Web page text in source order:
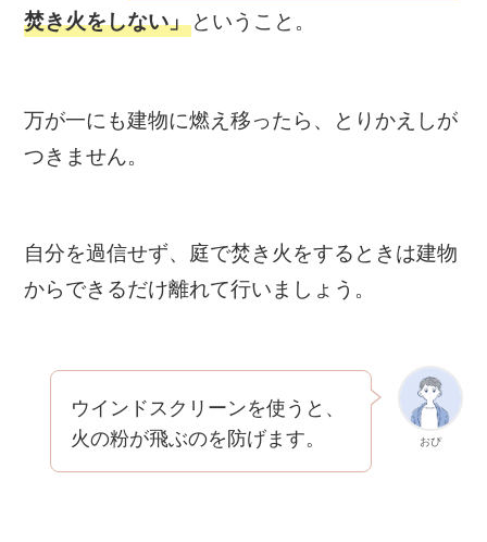
焚き火をしない」ということ。
万が一にも建物に燃え移ったら、とりかえしが
つきません。
自分を過信せず、庭で焚き火をするときは建物
からできるだけ離れて行いましょう。
おぴ
ウインドスクリーンを使うと、
火の粉が飛ぶのを防げます。